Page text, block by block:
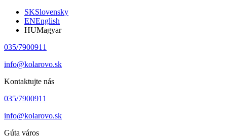
SKSlovensky
ENEnglish
HUMagyar
035/7900911
info@kolarovo.sk
Kontaktujte nás
035/7900911
info@kolarovo.sk
Gúta város